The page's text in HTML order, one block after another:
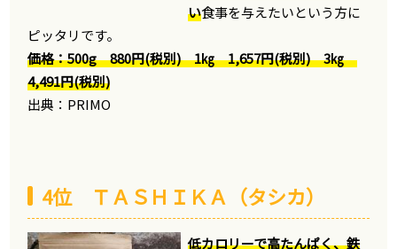
い食事を与えたいという方に
ピッタリです。
価格：500g 880円(税別) 1㎏ 1,657円(税別) 3㎏
4,491円(税別)
出典：PRIMO
4位 ＴＡＳＨＩＫＡ（タシカ）
低カロリーで高たんぱく、鉄